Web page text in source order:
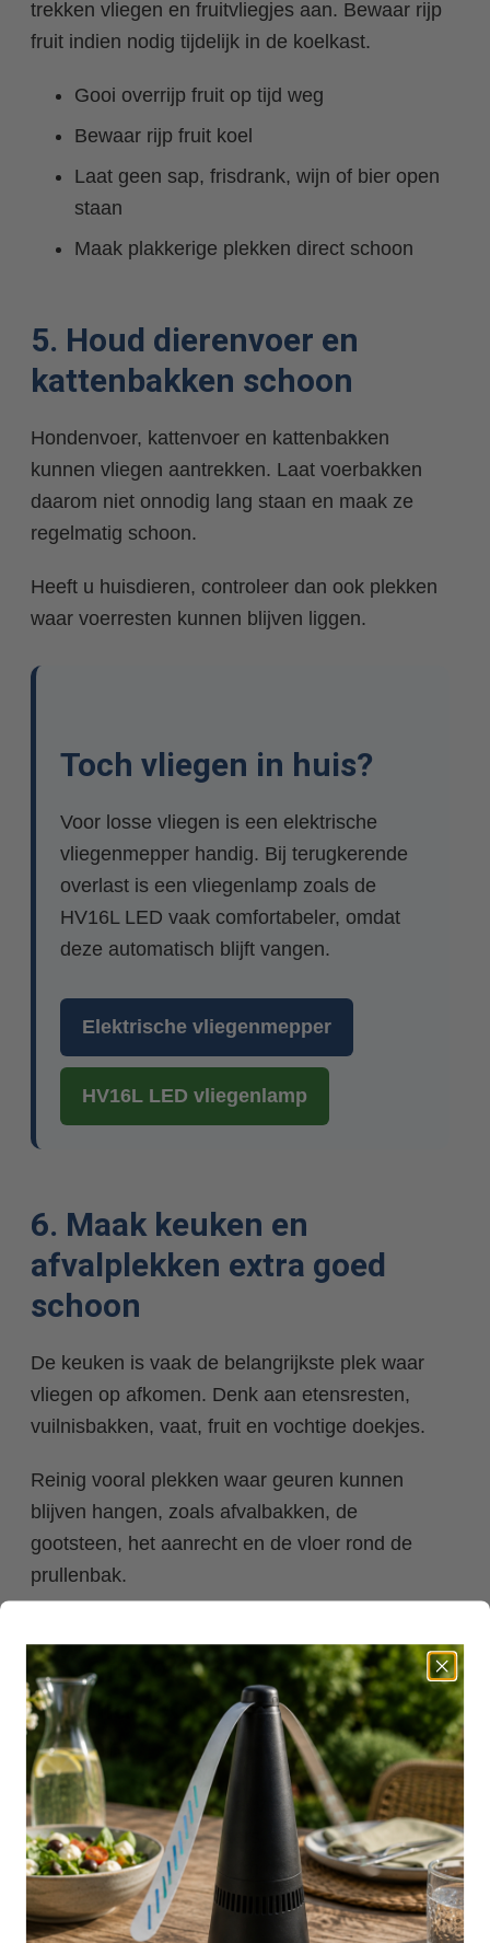
trekken vliegen en fruitvliegjes aan. Bewaar rijp
fruit indien nodig tijdelijk in de koelkast.
Gooi overrijp fruit op tijd weg
Bewaar rijp fruit koel
Laat geen sap, frisdrank, wijn of bier open
staan
Maak plakkerige plekken direct schoon
5. Houd dierenvoer en
kattenbakken schoon
Hondenvoer, kattenvoer en kattenbakken
kunnen vliegen aantrekken. Laat voerbakken
daarom niet onnodig lang staan en maak ze
regelmatig schoon.
Heeft u huisdieren, controleer dan ook plekken
waar voerresten kunnen blijven liggen.
Toch vliegen in huis?
Voor losse vliegen is een elektrische
vliegenmepper handig. Bij terugkerende
overlast is een vliegenlamp zoals de
HV16L LED vaak comfortabeler, omdat
deze automatisch blijft vangen.
Elektrische vliegenmepper
HV16L LED vliegenlamp
6. Maak keuken en
afvalplekken extra goed
schoon
De keuken is vaak de belangrijkste plek waar
vliegen op afkomen. Denk aan etensresten,
vuilnisbakken, vaat, fruit en vochtige doekjes.
Reinig vooral plekken waar geuren kunnen
blijven hangen, zoals afvalbakken, de
gootsteen, het aanrecht en de vloer rond de
prullenbak.
7. Controleer
ventilatieopeningen en
kieren
Soms komen vliegen niet via de deur binnen,
maar via ventilatieroosters, openingen of kleine
kieren. Controleer daarom ook minder
opvallende plekken.